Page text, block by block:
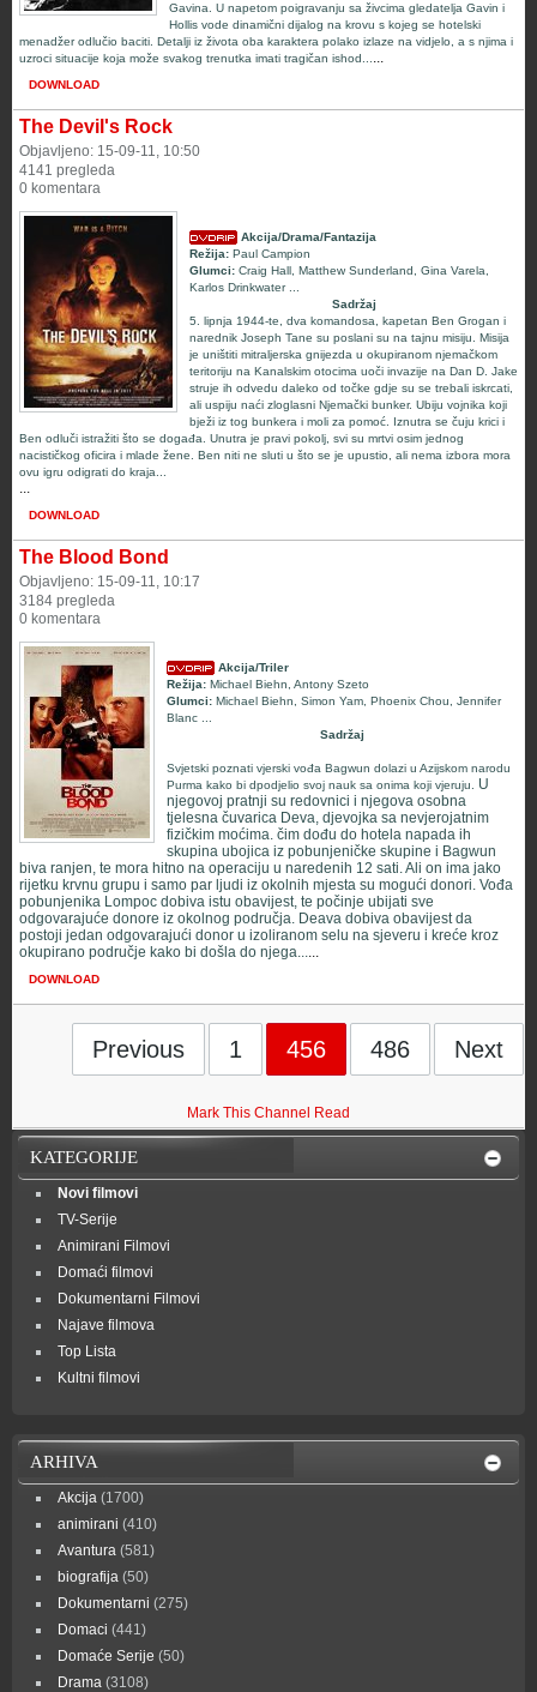
Gavina. U napetom poigravanju sa živcima gledatelja Gavin i
Hollis vode dinamični dijalog na krovu s kojeg se hotelski
menadžer odlučio baciti. Detalji iz života oba karaktera polako izlaze na vidjelo, a s njima i
uzroci situacije koja može svakog trenutka imati tragičan ishod... ...
DOWNLOAD
The Devil's Rock
Objavljeno: 15-09-11, 10:50
4141 pregleda
0 komentara
Akcija/Drama/Fantazija
Režija: Paul Campion
Glumci: Craig Hall Matthew Sunderland Gina Varela
Karlos Drinkwater...
Sadržaj
5. lipnja 1944-te, dva komandosa, kapetan Ben Grogan i
narednik Joseph Tane su poslani su na tajnu misiju. Misija
je uništiti mitraljerska gnijezda u okupiranom njemačkom
teritoriju na Kanalskim otocima uoči invazije na Dan D. Jake
struje ih odvedu daleko od točke gdje su se trebali iskrcati,
ali uspiju naći zloglasni Njemački bunker. Ubiju vojnika koji
bježi iz tog bunkera i moli za pomoć. Iznutra se čuju krici i
Ben odluči istražiti što se događa. Unutra je pravi pokolj, svi su mrtvi osim jednog
nacističkog oficira i mlade žene. Ben niti ne sluti u što se je upustio, ali nema izbora mora
ovu igru odigrati do kraja...
...
DOWNLOAD
The Blood Bond
Objavljeno: 15-09-11, 10:17
3184 pregleda
0 komentara
Akcija/Triler
Režija: Michael Biehn Antony Szeto
Glumci: Michael Biehn Simon Yam Phoenix Chou
Jennifer
Blanc
Sadržaj
Svjetski poznati vjerski vođa Bagwun dolazi u Azijskom narodu
Purma kako bi dpodjelio svoj nauk sa onima koji vjeruju. U
njegovoj pratnji su redovnici i njegova osobna
tjelesna čuvarica Deva, djevojka sa nevjerojatnim
fizičkim moćima. čim dođu do hotela napada ih
skupina ubojica iz pobunjeničke skupine i Bagwun
biva ranjen, te mora hitno na operaciju u naredenih 12 sati. Ali on ima jako
rijetku krvnu grupu i samo par ljudi iz okolnih mjesta su mogući donori. Vođa
pobunjenika Lompoc dobiva istu obavijest, te počinje ubijati sve
odgovarajuće donore iz okolnog područja. Deava dobiva obavijest da
postoji jedan odgovarajući donor u izoliranom selu na sjeveru i kreće kroz
okupirano područje kako bi došla do njega......
DOWNLOAD
Previous 1 456 486 Next
Mark This Channel Read
KATEGORIJE
Novi filmovi
TV-Serije
Animirani Filmovi
Domaći filmovi
Dokumentarni Filmovi
Najave filmova
Top Lista
Kultni filmovi
ARHIVA
Akcija (1700)
animirani (410)
Avantura (581)
biografija (50)
Dokumentarni (275)
Domaci (441)
Domaće Serije (50)
Drama (3108)